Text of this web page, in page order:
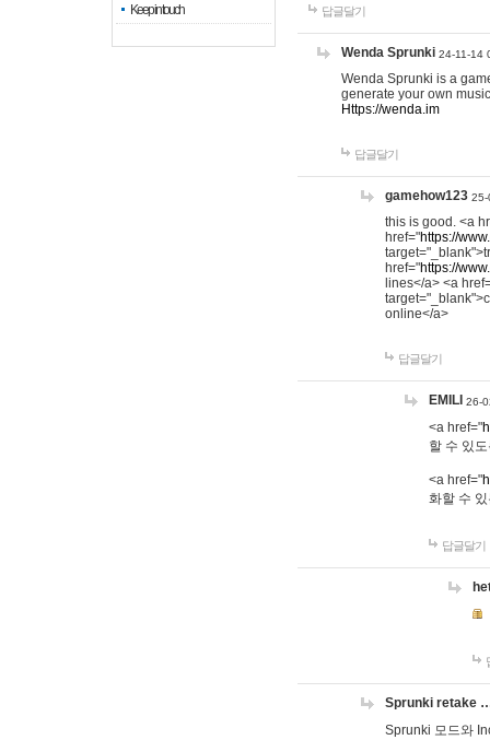
Keep in touch
답글달기
Wenda Sprunki 24-11-14
Wenda Sprunki is a
generate your own
Https://wenda.im
답글달기
gamehow123 25-
this is good. <a
href="https://
href="https://
lines</a> <a
online</a>
답글달기
EMILI 26-
<a href="
할 수 있
<a href="
화할 수
답글달기
Sprunki retake
Sprunki 모드와